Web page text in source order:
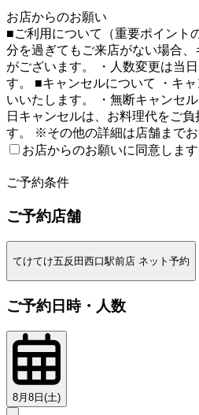
お店からのお願い
■ご利用について（重要ポイント
分を過ぎてもご来店がない場合
がございます。 ・人数変更は当
す。 ■キャンセルについて ・キ
いいたします。 ・無断キャンセ
日キャンセルは、お料理代をご
す。 ※その他の詳細は店舗までお
お店からのお願いに同意します
ご予約条件
ご予約店舗
てけてけ五反田西口駅前店 ネット予約
ご予約日時・人数
8月8日(土)